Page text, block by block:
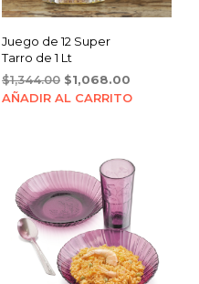
Juego de 12 Super
Tarro de 1 Lt
$1,344.00 Original
price
$1,068.00Current
price
AÑADIR AL CARRITO